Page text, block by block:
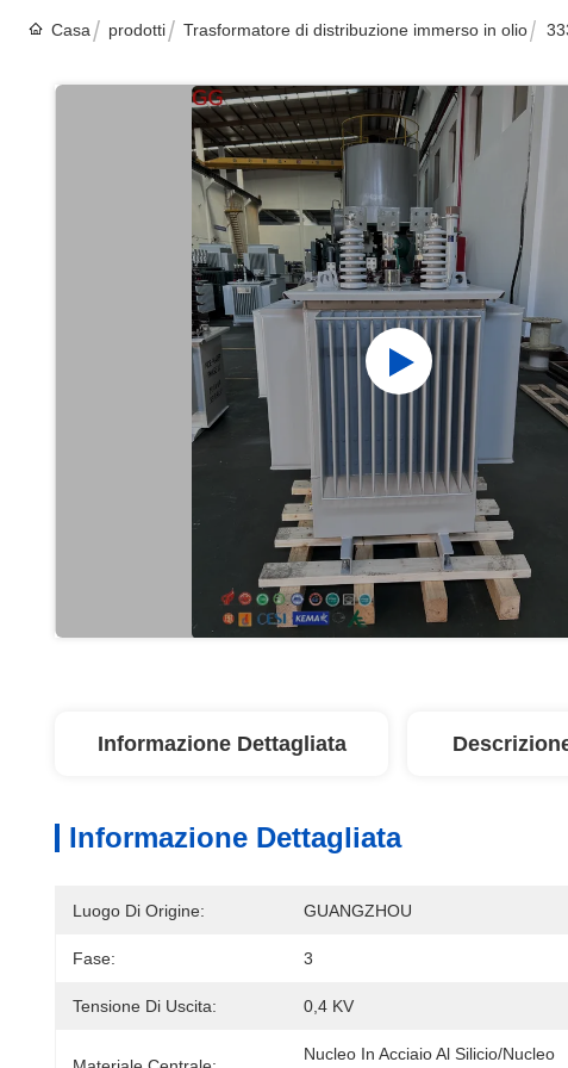
Casa prodotti Trasformatore di distribuzione immerso in olio
Informazione Dettagliata
Informazione Dettagliata
Luogo Di Origine: GUANGZHOU
Fase: 3
Tensione Di Uscita: 0,4 KV
Nucleo In Acciaio Al Silicio/nucleo